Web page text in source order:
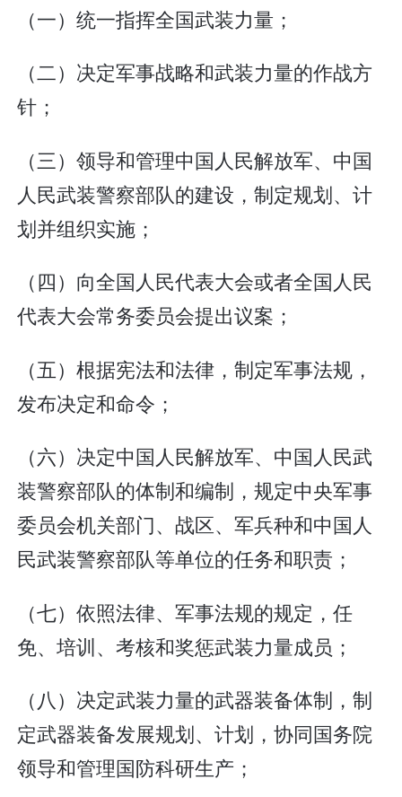
（一）统一指挥全国武装力量；
（二）决定军事战略和武装力量的作战方
针；
（三）领导和管理中国人民解放军、中国
人民武装警察部队的建设，制定规划、计
划并组织实施；
（四）向全国人民代表大会或者全国人民
代表大会常务委员会提出议案；
（五）根据宪法和法律，制定军事法规，
发布决定和命令；
（六）决定中国人民解放军、中国人民武
装警察部队的体制和编制，规定中央军事
委员会机关部门、战区、军兵种和中国人
民武装警察部队等单位的任务和职责；
（七）依照法律、军事法规的规定，任
免、培训、考核和奖惩武装力量成员；
（八）决定武装力量的武器装备体制，制
定武器装备发展规划、计划，协同国务院
领导和管理国防科研生产；